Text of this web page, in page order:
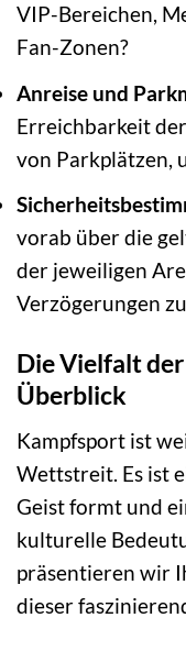
VIP-Bereichen,
Fan-Zonen?
Anreise und
Erreichbarkeit
von Parkplätzen,
vorab über die
der jeweiligen
Verzögerungen
Die Vielfalt
Überblick
Kampfsport ist
Wettstreit. Es ist
Geist formt und
kulturelle
präsentieren wir
dieser